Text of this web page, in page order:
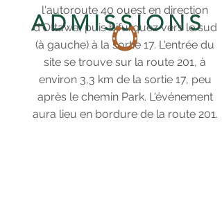
ADMISSIONS
l'autoroute 40 ouest en direction
d'Ottawa, puis bifurquez vers le sud
(à gauche) à la sortie 17. L'entrée du
site se trouve sur la route 201, à
environ 3,3 km de la sortie 17, peu
après le chemin Park. L'événement
aura lieu en bordure de la route 201.